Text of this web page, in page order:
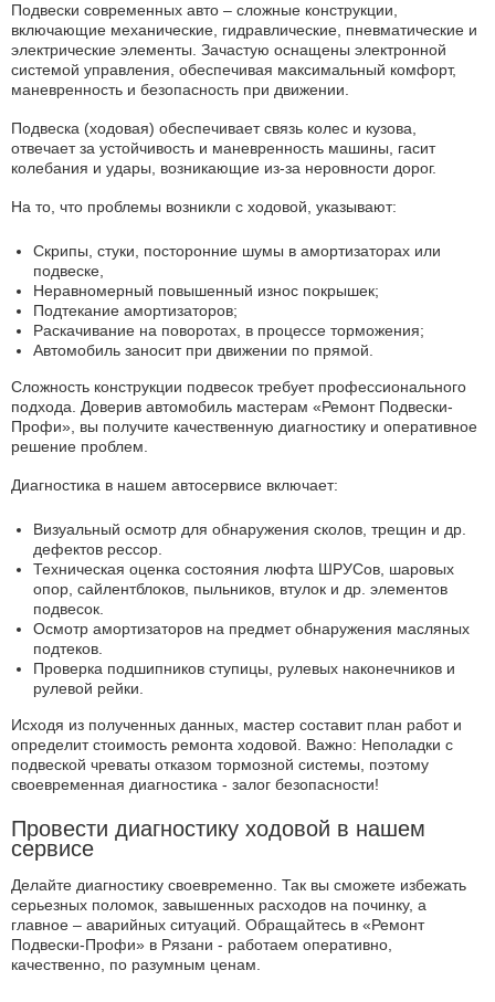
Подвески современных авто – сложные конструкции,
включающие механические, гидравлические, пневматические и
электрические элементы. Зачастую оснащены электронной
системой управления, обеспечивая максимальный комфорт,
маневренность и безопасность при движении.
Подвеска (ходовая) обеспечивает связь колес и кузова,
отвечает за устойчивость и маневренность машины, гасит
колебания и удары, возникающие из-за неровности дорог.
На то, что проблемы возникли с ходовой, указывают:
Скрипы, стуки, посторонние шумы в амортизаторах или
подвеске,
Неравномерный повышенный износ покрышек;
Подтекание амортизаторов;
Раскачивание на поворотах, в процессе торможения;
Автомобиль заносит при движении по прямой.
Сложность конструкции подвесок требует профессионального
подхода. Доверив автомобиль мастерам «Ремонт Подвески-
Профи», вы получите качественную диагностику и оперативное
решение проблем.
Диагностика в нашем автосервисе включает:
Визуальный осмотр для обнаружения сколов, трещин и др.
дефектов рессор.
Техническая оценка состояния люфта ШРУСов, шаровых
опор, сайлентблоков, пыльников, втулок и др. элементов
подвесок.
Осмотр амортизаторов на предмет обнаружения масляных
подтеков.
Проверка подшипников ступицы, рулевых наконечников и
рулевой рейки.
Исходя из полученных данных, мастер составит план работ и
определит стоимость ремонта ходовой. Важно: Неполадки с
подвеской чреваты отказом тормозной системы, поэтому
своевременная диагностика - залог безопасности!
Провести диагностику ходовой в нашем
сервисе
Делайте диагностику своевременно. Так вы сможете избежать
серьезных поломок, завышенных расходов на починку, а
главное – аварийных ситуаций. Обращайтесь в «Ремонт
Подвески-Профи» в Рязани - работаем оперативно,
качественно, по разумным ценам.